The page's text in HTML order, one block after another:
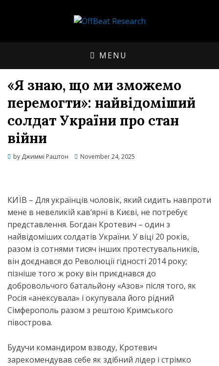
MENU
«Я знаю, що ми зможемо
перемогти»: найвідоміший
солдат України про стан
війни
by Джиммі Раштон
Posted
November 24, 2025
КИЇВ – Для українців чоловік, який сидить навпроти
мене в невеликій кав’ярні в Києві, не потребує
представлення. Богдан Кротевич – один з
найвідоміших солдатів України. У віці 20 років,
разом із сотнями тисяч інших протестувальників,
він доєднався до Революції гідності 2014 року;
пізніше того ж року він приєднався до
добровольчого батальйону «Азов» після того, як
Росія «анексувала» і окупувала його рідний
Сімферополь разом з рештою Кримського
півострова.
Будучи командиром взводу, Кротевич
зарекомендував себе як здібний лідер і стрімко